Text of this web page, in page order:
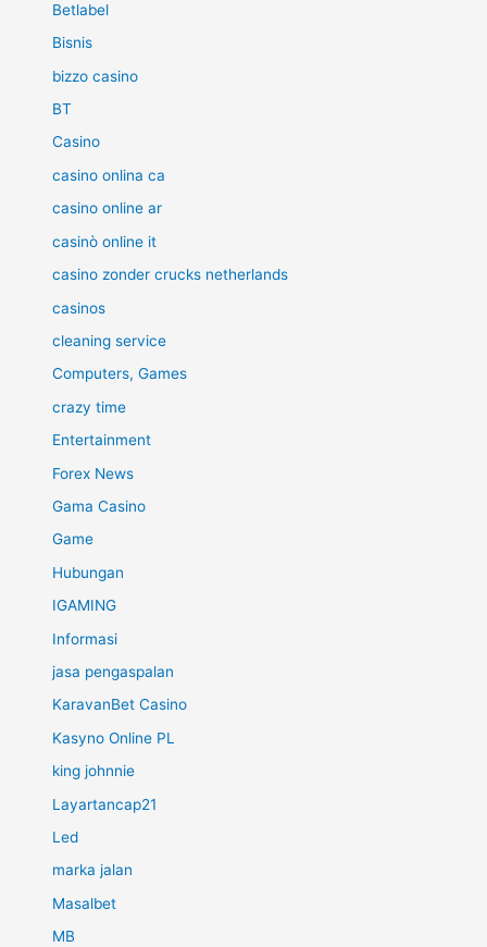
Betlabel
Bisnis
bizzo casino
BT
Casino
casino onlina ca
casino online ar
casinò online it
casino zonder crucks netherlands
casinos
cleaning service
Computers, Games
crazy time
Entertainment
Forex News
Gama Casino
Game
Hubungan
IGAMING
Informasi
jasa pengaspalan
KaravanBet Casino
Kasyno Online PL
king johnnie
Layartancap21
Led
marka jalan
Masalbet
MB